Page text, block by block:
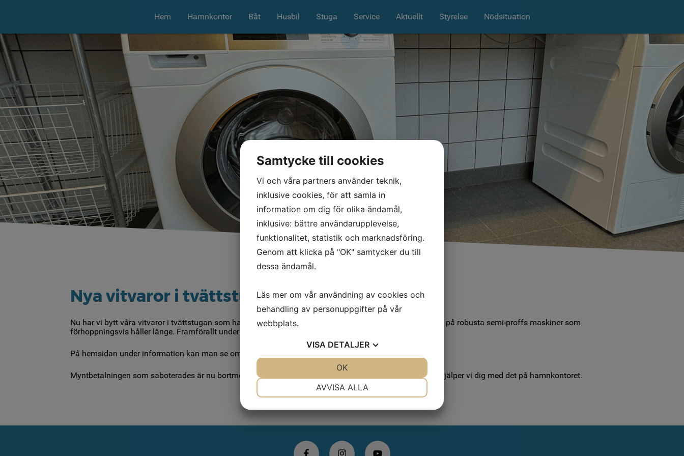
Hem Hamnkontor Båt Husbil Stuga Service Aktuellt Styrelse Nödsituation
Nya vitvaror i tvättstugan
Nu har vi bytt våra vitvaror i tvättstugan som hade några år på nacken och började krångla. Vi har satsat på robusta semi-proffs maskiner som
förhoppningsvis håller länge. Framförallt under högsäsong är det fullt tryck på tvättstugan.
På hemsidan under information kan man se om maskinerna är lediga eller hur länge de är bokade.
Myntbetalningen som saboterades är nu bortmonterad. Vill du betala med kontanter eller kort utan app hjälper vi dig med det på hamnkontoret.
Samtycke till cookies
Vi och våra partners använder teknik,
inklusive cookies, för att samla in
information om dig för olika ändamål,
inklusive: bättre användarupplevelse,
funktionalitet, statistik och marknadsföring.
Genom att klicka på "OK" samtycker du till
dessa ändamål.
Läs mer om vår användning av cookies och
behandling av personuppgifter på vår
webbplats.
VISA DETALJER
AVVISA ALLA
OK